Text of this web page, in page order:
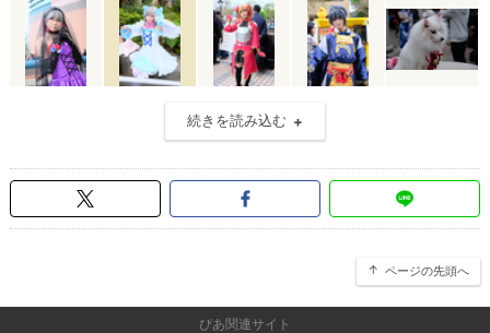
続きを読み込む
ページの先頭へ
ぴあ関連サイト